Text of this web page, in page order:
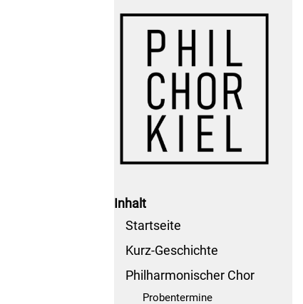
Inhalt
Startseite
Kurz-Geschichte
Philharmonischer Chor
Probentermine